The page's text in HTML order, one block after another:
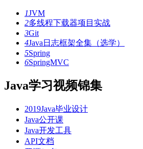
1JVM
2多线程下载器项目实战
3Git
4Java日志框架全集（选学）
5Spring
6SpringMVC
Java学习视频锦集
2019Java毕业设计
Java公开课
Java开发工具
API文档